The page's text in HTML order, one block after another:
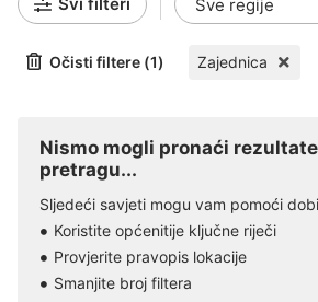
Očisti filtere (1) Zajednica
Nismo mogli pronaći
pretragu...
Sljedeći savjeti mogu vam pomoći
Koristite općenitije ključne riječi
Provjerite pravopis lokacije
Smanjite broj filtera